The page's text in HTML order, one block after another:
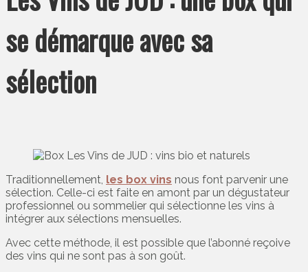
se démarque avec sa
sélection
Traditionnellement, les box vins nous font parvenir une
sélection. Celle-ci est faite en amont par un dégustateur
professionnel ou sommelier qui sélectionne les vins à
intégrer aux sélections mensuelles.
Avec cette méthode, il est possible que l’abonné reçoive
des vins qui ne sont pas à son goût.